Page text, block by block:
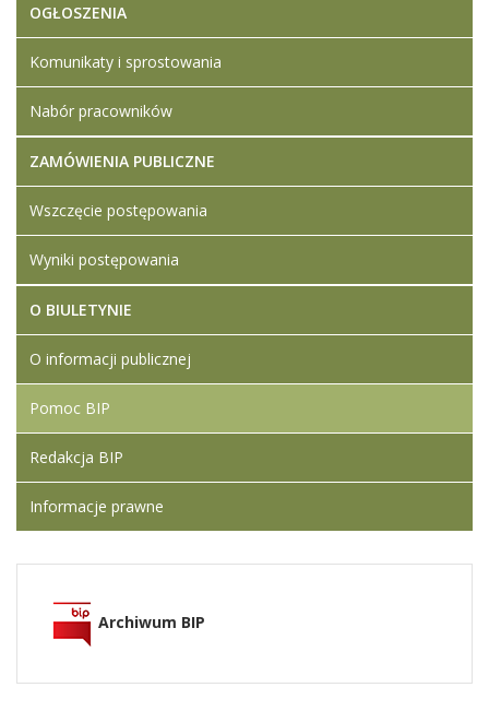
OGŁOSZENIA
Komunikaty i sprostowania
Nabór pracowników
ZAMÓWIENIA PUBLICZNE
Wszczęcie postępowania
Wyniki postępowania
O BIULETYNIE
O informacji publicznej
Pomoc BIP
Redakcja BIP
Informacje prawne
Archiwum BIP